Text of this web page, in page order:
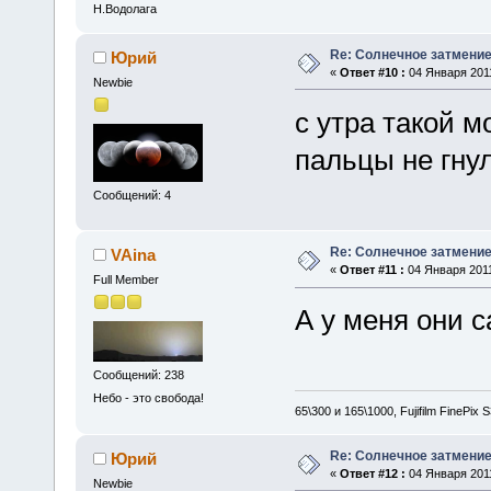
Н.Водолага
Юрий
Newbie
Сообщений: 4
Re: Солнечное
« Ответ #10 : 04 Января
с утра такой
пальцы не
VAina
Full Member
Сообщений: 238
Небо - это свобода!
Re: Солнечное
« Ответ #11 : 04 Января
А у меня они
65\300 и 165\1000, Fujifilm FinePix
Юрий
Newbie
Re: Солнечное
« Ответ #12 : 04 Января